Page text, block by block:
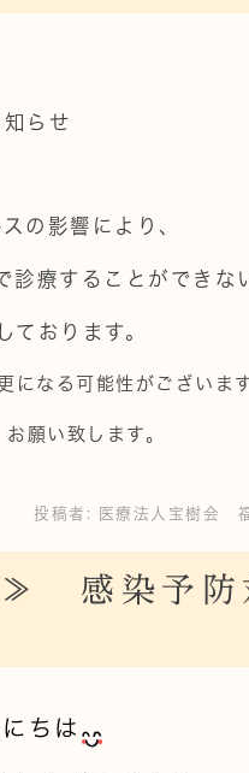
知らせ
の影響により、
診療することができな
ております。
になる可能性がございま
願い致します。
投稿者: 医療法人宝樹会
感染予防
ちは